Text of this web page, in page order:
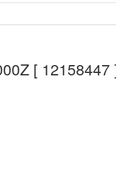
[ 12158447